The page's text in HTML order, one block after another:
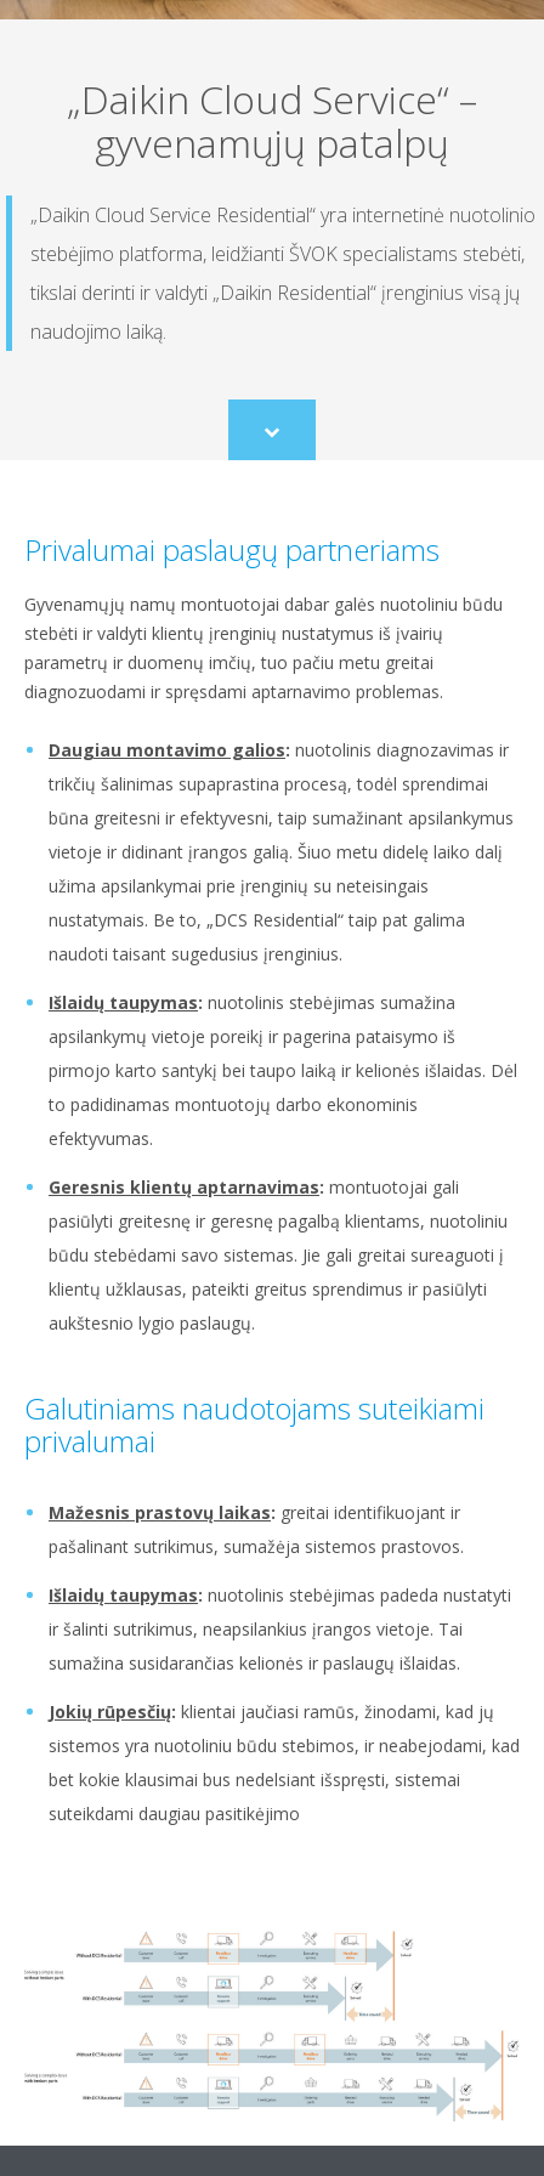
„Daikin Cloud Service“ –
gyvenamųjų patalpų
„Daikin Cloud Service Residential“ yra internetinė nuotolinio
stebėjimo platforma, leidžianti ŠVOK specialistams stebėti,
tikslai derinti ir valdyti „Daikin Residential“ įrenginius visą jų
naudojimo laiką.
Scroll
to
Privalumai paslaugų partneriams
Gyvenamųjų namų montuotojai dabar galės nuotoliniu būdu
stebėti ir valdyti klientų įrenginių nustatymus iš įvairių
parametrų ir duomenų imčių, tuo pačiu metu greitai
diagnozuodami ir spręsdami aptarnavimo problemas.
Daugiau montavimo galios: nuotolinis diagnozavimas ir
trikčių šalinimas supaprastina procesą, todėl sprendimai
būna greitesni ir efektyvesni, taip sumažinant apsilankymus
vietoje ir didinant įrangos galią. Šiuo metu didelę laiko dalį
užima apsilankymai prie įrenginių su neteisingais
nustatymais. Be to, „DCS Residential“ taip pat galima
naudoti taisant sugedusius įrenginius.
Išlaidų taupymas: nuotolinis stebėjimas sumažina
apsilankymų vietoje poreikį ir pagerina pataisymo iš
pirmojo karto santykį bei taupo laiką ir kelionės išlaidas. Dėl
to padidinamas montuotojų darbo ekonominis
efektyvumas.
Geresnis klientų aptarnavimas: montuotojai gali
pasiūlyti greitesnę ir geresnę pagalbą klientams, nuotoliniu
būdu stebėdami savo sistemas. Jie gali greitai sureaguoti į
klientų užklausas, pateikti greitus sprendimus ir pasiūlyti
aukštesnio lygio paslaugų.
Galutiniams naudotojams suteikiami
privalumai
Mažesnis prastovų laikas: greitai identifikuojant ir
pašalinant sutrikimus, sumažėja sistemos prastovos.
Išlaidų taupymas: nuotolinis stebėjimas padeda nustatyti
ir šalinti sutrikimus, neapsilankius įrangos vietoje. Tai
sumažina susidarančias kelionės ir paslaugų išlaidas.
Jokių rūpesčių: klientai jaučiasi ramūs, žinodami, kad jų
sistemos yra nuotoliniu būdu stebimos, ir neabejodami, kad
bet kokie klausimai bus nedelsiant išspręsti, sistemai
suteikdami daugiau pasitikėjimo